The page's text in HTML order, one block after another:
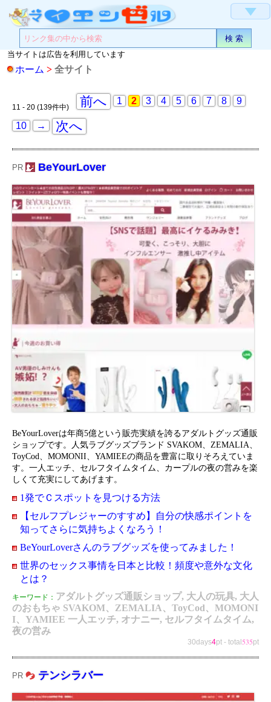
▼
当サイトは広告を利用しています
ホーム > 全サイト
11 - 20 (139件中) 前へ 1 2 3 4 5 6 7 8 9
10 → 次へ
PR BeYourLover
BeYourLoverは年商5億という販売実績を誇るアダルトグッズ通販
ショップです。人気ラブグッズブランド SVAKOM、ZEMALIA、
ToyCod、MOMONII、YAMIEEの商品を豊富に取りそろえていま
す。一人エッチ、セルフタイムタイム、カープルの夜の営みを楽
しくて充実にしてあげます。
1発でＣスポットを見つける方法
【セルフプレジャーのすすめ】自分の快感ポイントを
知ってさらに気持ちよくなろう！
BeYourLoverさんのラブグッズを使ってみました！
世界のセックス事情を日本と比較！頻度や意外な文化
とは？
キーワード： アダルトグッズ通販ショップ, 大人の玩具, 大人
のおもちゃ SVAKOM、ZEMALIA、ToyCod、MOMONI
I、YAMIEE 一人エッチ, オナニー, セルフタイムタイム,
夜の営み
30days4pt - total 535pt
PR テンシラバー